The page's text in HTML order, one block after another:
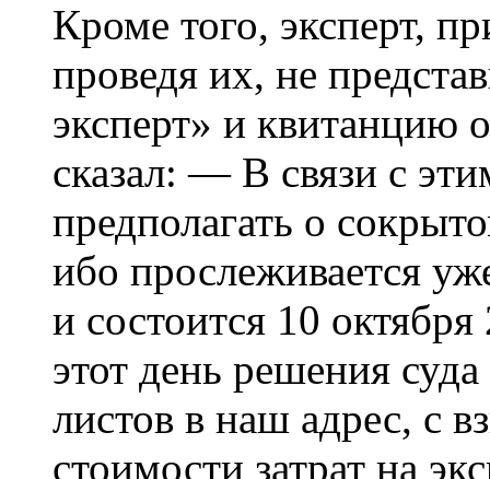
Кроме того, эксперт,
проведя их, не
эксперт» и квитанцию
сказал: — В связи с
предполагать о
ибо прослеживается
и состоится 10
этот день решения
листов в наш адрес, с
стоимости затрат на